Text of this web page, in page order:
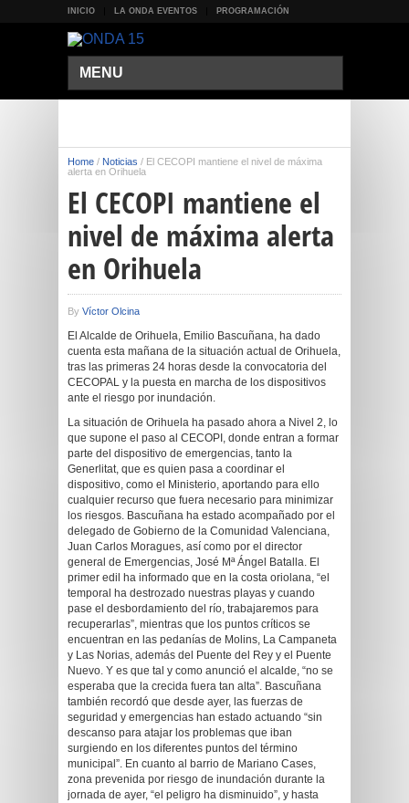
INICIO LA ONDA EVENTOS PROGRAMACIÓN
MENU
Home / Noticias / El CECOPI mantiene el nivel de máxima
alerta en Orihuela
El CECOPI mantiene el
nivel de máxima alerta
en Orihuela
By Víctor Olcina
El Alcalde de Orihuela, Emilio Bascuñana, ha dado
cuenta esta mañana de la situación actual de Orihuela,
tras las primeras 24 horas desde la convocatoria del
CECOPAL y la puesta en marcha de los dispositivos
ante el riesgo por inundación.
La situación de Orihuela ha pasado ahora a Nivel 2, lo
que supone el paso al CECOPI, donde entran a formar
parte del dispositivo de emergencias, tanto la
Generlitat, que es quien pasa a coordinar el
dispositivo, como el Ministerio, aportando para ello
cualquier recurso que fuera necesario para minimizar
los riesgos. Bascuñana ha estado acompañado por el
delegado de Gobierno de la Comunidad Valenciana,
Juan Carlos Moragues, así como por el director
general de Emergencias, José Mª Ángel Batalla. El
primer edil ha informado que en la costa oriolana, “el
temporal ha destrozado nuestras playas y cuando
pase el desbordamiento del río, trabajaremos para
recuperarlas”, mientras que los puntos críticos se
encuentran en las pedanías de Molins, La Campaneta
y Las Norias, además del Puente del Rey y el Puente
Nuevo. Y es que tal y como anunció el alcalde, “no se
esperaba que la crecida fuera tan alta”. Bascuñana
también recordó que desde ayer, las fuerzas de
seguridad y emergencias han estado actuando “sin
descanso para atajar los problemas que iban
surgiendo en los diferentes puntos del término
municipal”. En cuanto al barrio de Mariano Cases,
zona prevenida por riesgo de inundación durante la
jornada de ayer, “el peligro ha disminuido”, y hasta